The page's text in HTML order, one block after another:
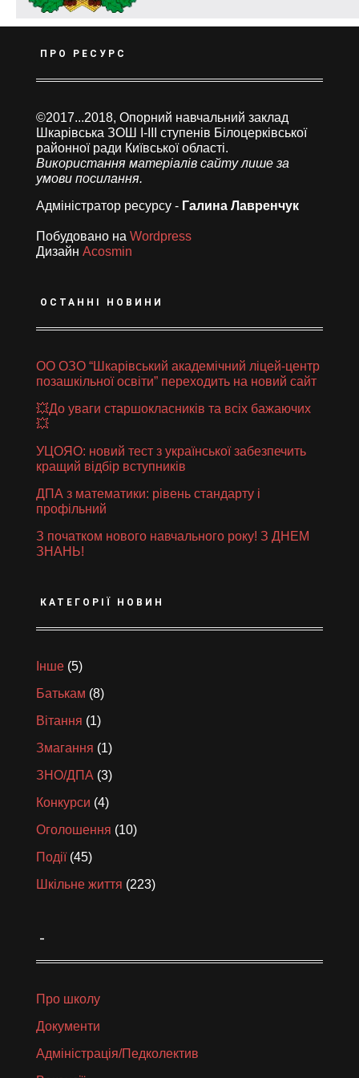
ПРО РЕСУРС
©2017...2018, Опорний навчальний заклад
Шкарівська ЗОШ І-ІІІ ступенів Білоцерківської
районної ради Київської області.
Використання матеріалів сайту лише за
умови посилання.
Адміністратор ресурсу - Галина Лавренчук
Побудовано на Wordpress
Дизайн Acosmin
ОСТАННІ НОВИНИ
ОО ОЗО “Шкарівський академічний ліцей-центр
позашкільної освіти” переходить на новий сайт
💥До уваги старшокласників та всіх бажаючих
💥
УЦОЯО: новий тест з української забезпечить
кращий відбір вступників
ДПА з математики: рівень стандарту і
профільний
З початком нового навчального року! З ДНЕМ
ЗНАНЬ!
КАТЕГОРІЇ НОВИН
Інше (5)
Батькам (8)
Вітання (1)
Змагання (1)
ЗНО/ДПА (3)
Конкурси (4)
Оголошення (10)
Події(45)
Шкільне життя (223)
_
Про школу
Документи
Адміністрація/Педколектив